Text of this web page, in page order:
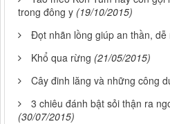
trong đông y (19/10/2015)
Đọt nhãn lồng giúp an thần, dễ
Khổ qua rừng (21/05/2015)
Cây đinh lăng và những công
3 chiêu đánh bật sỏi thận ra
(30/07/2015)